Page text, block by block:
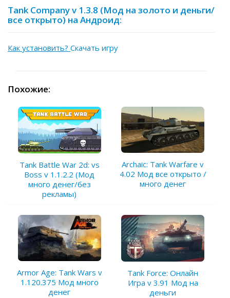
Tank Company v 1.3.8 (Мод на золото и деньги/
все открыто) на Андроид:
Как установить? Скачать игру
Похожие:
Tank Battle War 2d: vs
Boss v 1.1.2.2 (Мод
много денег/без
рекламы)
Archaic: Tank Warfare v
4.02 Мод все открыто /
много денег
Armor Age: Tank Wars v
1.120.375 Мод много
денег
Tank Force: Онлайн
Игра v 3.91 Мод на
деньги